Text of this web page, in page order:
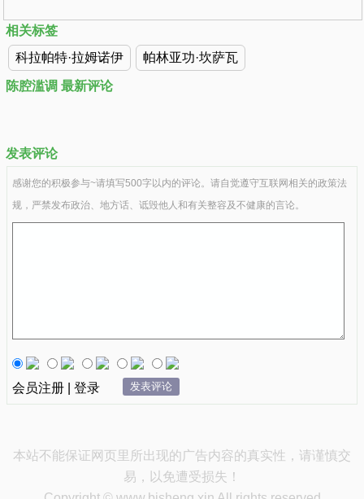
相关标签
科拉帕特·拉姆诺伊
帕林亚功·坎萨瓦
陈腔滥调 最新评论
发表评论
感谢您的积极参与~请填写500字以内的评论。请自觉遵守互联网相关的政策法
规，严禁发布政治、地方话、诋毁他人和有关整容及不健康的言论。
会员注册 | 登录 发表评论
本站不能保证网页里所出现的广告内容的真实性，请谨慎交
易，以免遭受损失！